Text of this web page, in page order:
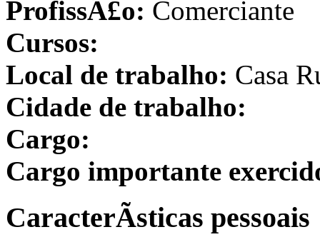
ProfissÃ£o: Comerciante
Cursos:
Local de trabalho: Casa
Cidade de trabalho:
Cargo:
Cargo importante
CaracterÃ­sticas pessoais